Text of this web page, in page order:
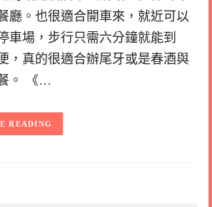
廳。也很適合開車來，就近可以
車場，步行只需六分鐘就能到
，真的很適合辦尾牙或是春酒與
。 《…
READING